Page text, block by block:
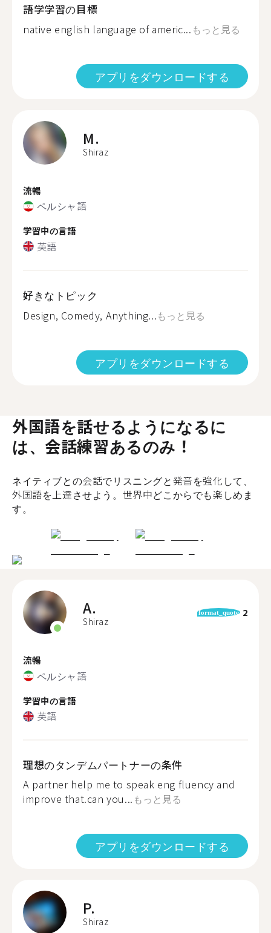
語学学習の目標
native english language of americ... もっと見る
アプリをダウンロードする
M.
Shiraz
流暢
ペルシャ語
学習中の言語
英語
好きなトピック
Design, Comedy, Anything...もっと見る
アプリをダウンロードする
外国語を話せるようになるに
は、会話練習あるのみ！
ネイティブとの会話でリスニングと発音を強化して、
外国語を上達させよう。世界中どこからでも楽しめま
す。
A.
Shiraz
format_quote 2
流暢
ペルシャ語
学習中の言語
英語
理想のタンデムパートナーの条件
A partner help me to speak eng fluency and
improve that.can you... もっと見る
アプリをダウンロードする
P.
Shiraz